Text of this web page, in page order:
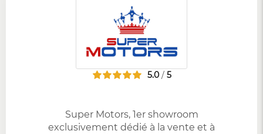
5.0/ 5
Super Motors, 1er showroom
exclusivement dédié à la vente et à